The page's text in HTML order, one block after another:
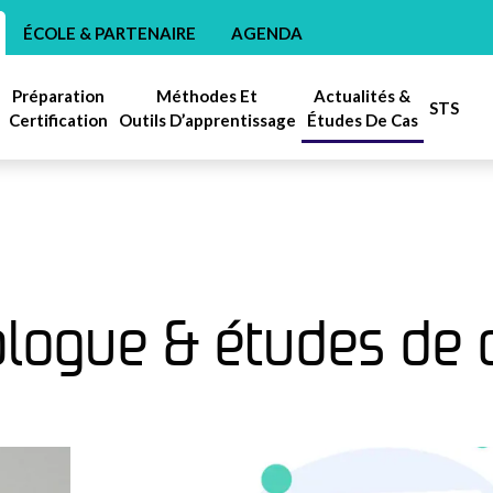
ÉCOLE & PARTENAIRE AGENDA
Préparation
Certification
Méthodes Et
Outils D’apprentissage
Actualités &
Études De Cas
STS
& études de